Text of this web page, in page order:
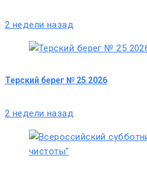
2 недели назад
Терский берег № 25 2026
2 недели назад